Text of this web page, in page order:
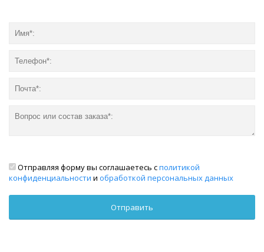
Отправляя форму вы соглашаетесь сполитикой
конфиденциальности и обработкой персональных данных